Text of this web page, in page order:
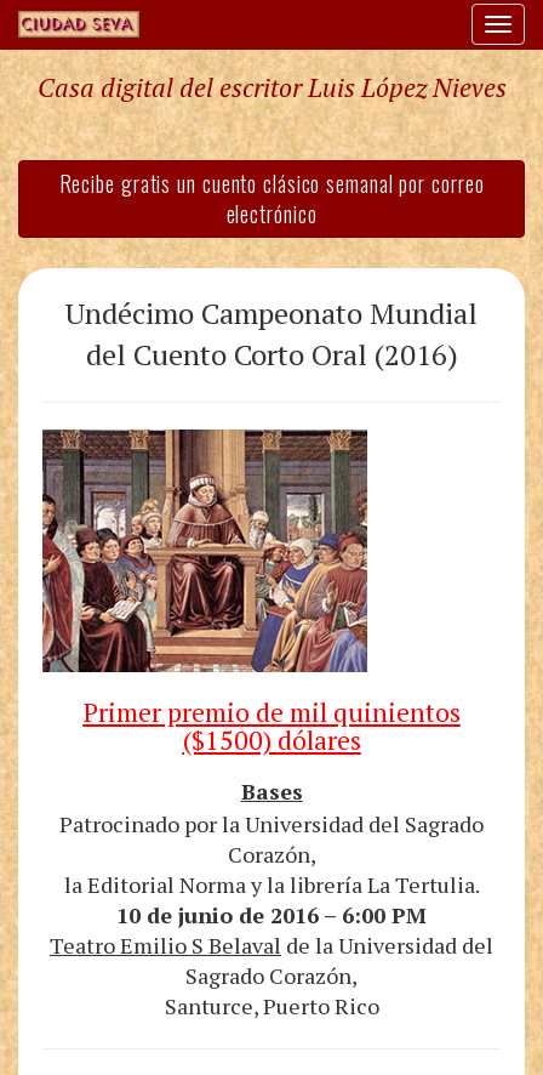
Casa digital del escritor Luis López Nieves
Recibe gratis un cuento clásico semanal por correo
electrónico
Undécimo Campeonato Mundial
del Cuento Corto Oral (2016)
Primer premio de mil quinientos
($1500) dólares
Bases
Patrocinado por la Universidad del Sagrado
Corazón,
laEditorial Normay la librería La Tertulia.
10 de junio de 2016 – 6:00 PM
Teatro Emilio S Belaval de la Universidad del
Sagrado Corazón,
Santurce, Puerto Rico